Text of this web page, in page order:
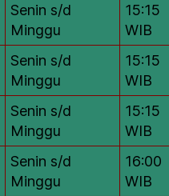
Senin s/d
Minggu
15:15
WIB
Senin s/d
Minggu
15:15
WIB
Senin s/d
Minggu
15:15
WIB
Senin s/d
Minggu
16:00
WIB